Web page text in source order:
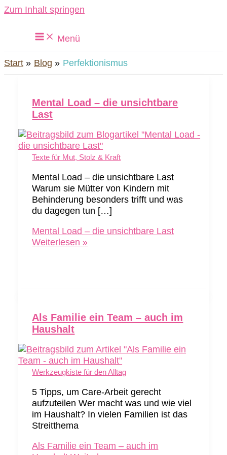
Zum Inhalt springen
Menü
Start Blog Perfektionismus
Mental Load – die unsichtbare
Last
Texte für Mut, Stolz & Kraft
Mental Load – die unsichtbare Last
Warum sie Mütter von Kindern mit
Behinderung besonders trifft und was
du dagegen tun […]
Mental Load – die unsichtbare Last
Weiterlesen »
Als Familie ein Team – auch im
Haushalt
Werkzeugkiste für den Alltag
5 Tipps, um Care-Arbeit gerecht
aufzuteilen Wer macht was und wie viel
im Haushalt? In vielen Familien ist das
Streitthema
Als Familie ein Team – auch im